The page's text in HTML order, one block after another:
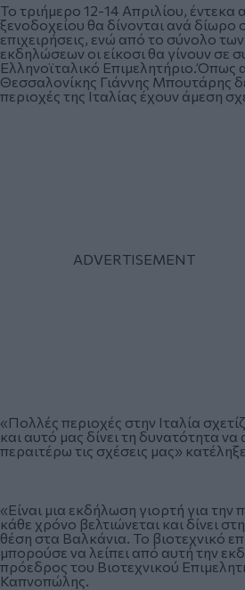
Το τριήμερο 12-14 Απριλίου, έντεκα
ξενοδοχείου θα δίνονται ανά δίωρο
επιχειρήσεις, ενώ από το σύνολο
εκδηλώσεων οι είκοσι θα γίνουν σε
Ελληνοϊταλικό Επιμελητήριο.Όπως
Θεσσαλονίκης Γιάννης Μπουτάρης
περιοχές της Ιταλίας έχουν άμεση
«Πολλές περιοχές στην Ιταλία
και αυτό μας δίνει τη δυνατότητα
περαιτέρω τις σχέσεις μας»
«Είναι μια εκδήλωση γιορτή για
κάθε χρόνο βελτιώνεται και δίνει
θέση στα Βαλκάνια. Το βιοτεχνικό
μπορούσε να λείπει από αυτή την
πρόεδρος του Βιοτεχνικού
Καπνοπώλης.